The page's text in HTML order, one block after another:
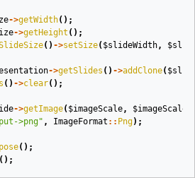
->getWidth();
->getHeight ();
() ->setSize( $slideWidth,
->getSlides () ->addClone(
() ->clear();
->getImage( $imageScale, $imageScale
>png" , ImageFormat :: Png);
();
();